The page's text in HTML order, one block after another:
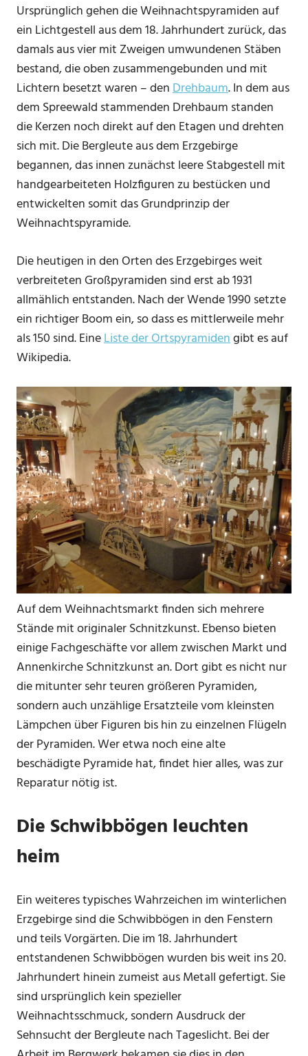
Ursprünglich gehen die Weihnachtspyramiden auf
ein Lichtgestell aus dem 18. Jahrhundert zurück, das
damals aus vier mit Zweigen umwundenen Stäben
bestand, die oben zusammengebunden und mit
Lichtern besetzt waren – denDrehbaum. In dem aus
dem Spreewald stammenden Drehbaum standen
die Kerzen noch direkt auf den Etagen und drehten
sich mit. Die Bergleute aus dem Erzgebirge
begannen, das innen zunächst leere Stabgestell mit
handgearbeiteten Holzfiguren zu bestücken und
entwickelten somit das Grundprinzip der
Weihnachtspyramide.
Die heutigen in den Orten des Erzgebirges weit
verbreiteten Großpyramiden sind erst ab 1931
allmählich entstanden. Nach der Wende 1990 setzte
ein richtiger Boom ein, so dass es mittlerweile mehr
als 150 sind. EineListe der Ortspyramidengibt es auf
Wikipedia.
Auf dem Weihnachtsmarkt finden sich mehrere
Stände mit originaler Schnitzkunst. Ebenso bieten
einige Fachgeschäfte vor allem zwischen Markt und
Annenkirche Schnitzkunst an. Dort gibt es nicht nur
die mitunter sehr teuren größeren Pyramiden,
sondern auch unzählige Ersatzteile vom kleinsten
Lämpchen über Figuren bis hin zu einzelnen Flügeln
der Pyramiden. Wer etwa noch eine alte
beschädigte Pyramide hat, findet hier alles, was zur
Reparatur nötig ist.
Die Schwibbögen leuchten
heim
Ein weiteres typisches Wahrzeichen im winterlichen
Erzgebirge sind die Schwibbögen in den Fenstern
und teils Vorgärten. Die im 18. Jahrhundert
entstandenen Schwibbögen wurden bis weit ins 20.
Jahrhundert hinein zumeist aus Metall gefertigt. Sie
sind ursprünglich kein spezieller
Weihnachtsschmuck, sondern Ausdruck der
Sehnsucht der Bergleute nach Tageslicht. Bei der